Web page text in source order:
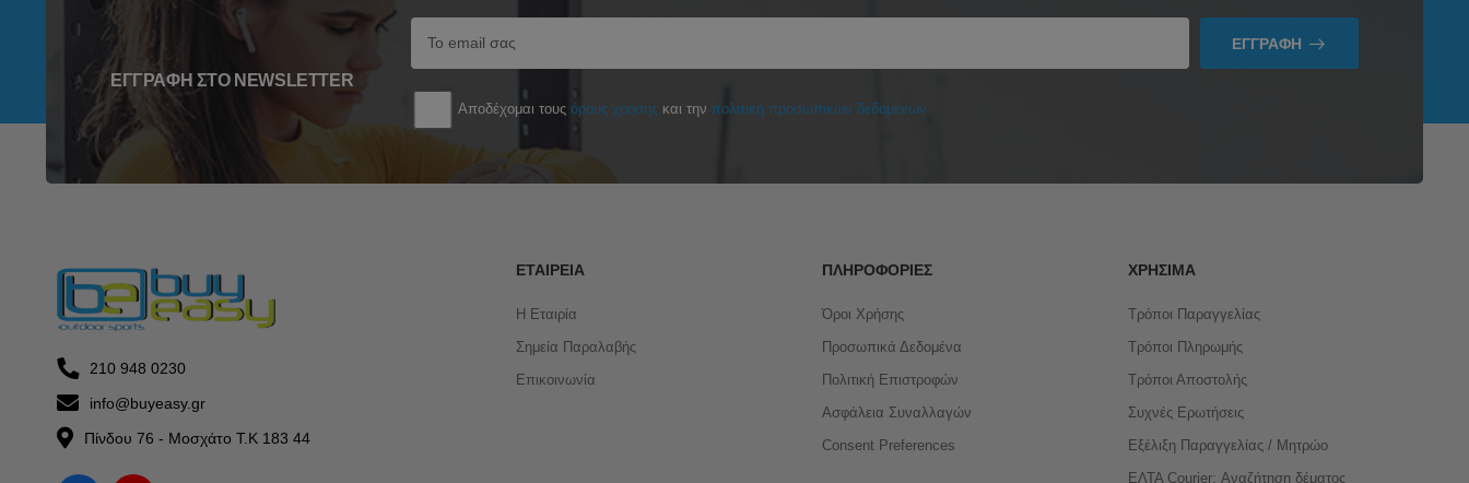
ΕΓΓΡΑΦΉ ΣΤΟ NEWSLETTER
ΕΓΓΡΑΦΉ
Αποδέχομαι τουςόρους χρήσης και τηνπολιτική προσωπικών δεδομένων
210 948 0230
info@buyeasy.gr
Πίνδου 76 - Μοσχάτο Τ.Κ 183 44
ΕΤΑΙΡΕΊΑ
Η Εταιρία
Σημεία Παραλαβής
Επικοινωνία
ΠΛΗΡΟΦΟΡΊΕΣ
Όροι Χρήσης
Προσωπικά Δεδομένα
Πολιτική Επιστροφών
Ασφάλεια Συναλλαγών
Consent Preferences
ΧΡΉΣΙΜΑ
Τρόποι Παραγγελίας
Τρόποι Πληρωμής
Τρόποι Αποστολής
Συχνές Ερωτήσεις
Εξέλιξη Παραγγελίας / Μητρώο
ΕΛΤΑ Courier: Αναζήτηση δέματος